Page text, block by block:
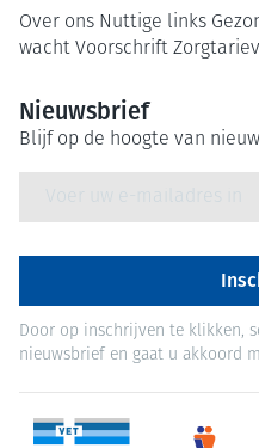
Over ons Nuttige links
wacht Voorschrift
Nieuwsbrief
Blijf op de hoogte van
Door op inschrijven te klikken,
nieuwsbrief en gaat u akkoord